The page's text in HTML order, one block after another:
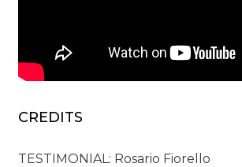
CREDITS
TESTIMONIAL: Rosario Fiorello